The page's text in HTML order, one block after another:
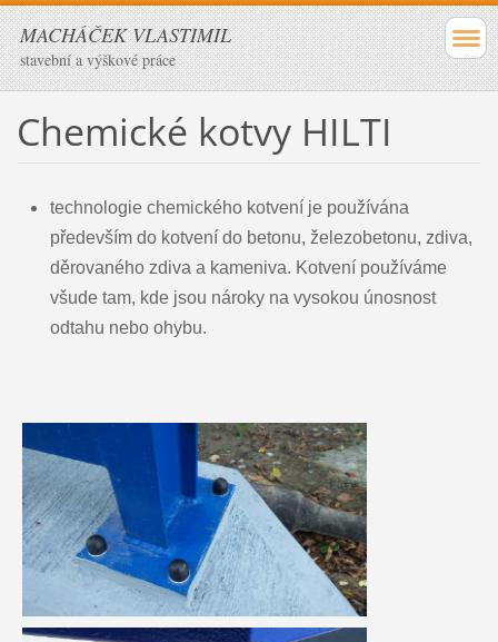
MACHÁČEK VLASTIMIL
stavební a výškové práce
Chemické kotvy HILTI
technologie chemického kotvení je používána
především do kotvení do betonu, železobetonu, zdiva,
děrovaného zdiva a kameniva. Kotvení používáme
všude tam, kde jsou nároky na vysokou únosnost
odtahu nebo ohybu.